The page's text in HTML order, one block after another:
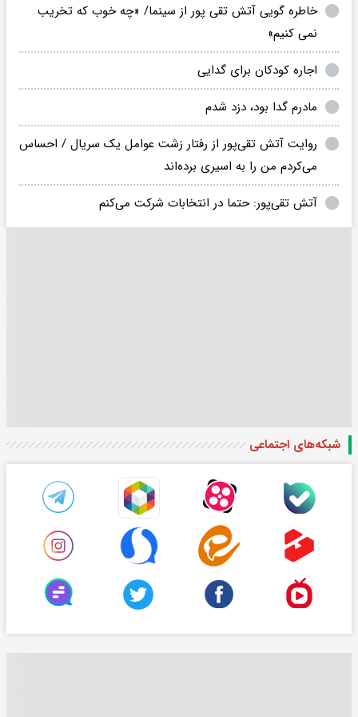
خاطره گویی آتش تقی پور از سینما/ «چه خوب که تخریب
نمی کنیم»
اجاره کودکان برای گدایی
مادرم گدا بود، دزد شدم
روایت آتش تقی‌پور از رفتار زشت عوامل یک سریال / احساس
می‌کردم من را به اسیری برده‌اند
آتش تقی‌پور: حتما در انتخابات شرکت می‌کنم
شبکه‌های اجتماعی